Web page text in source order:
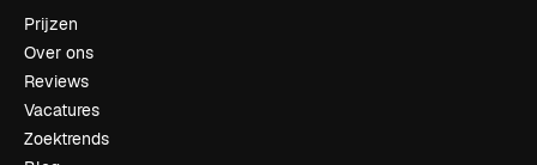
Prijzen
Over ons
Reviews
Vacatures
Zoektrends